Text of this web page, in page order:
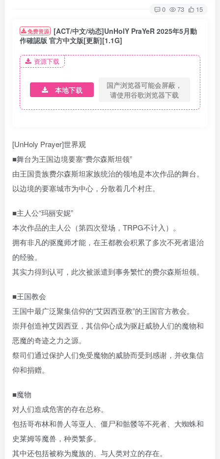
0 73 15
免费资源
[ACT/中文/动态]UnHolY PraYeR 2025年5月動
作確認版 官方中文版[更新][1.1G]
资源下载
本地下载
国产浏览器可能会屏蔽，
请使用谷歌浏览器下载
[UnHoly Prayer]世界观
■舞台为王国边境要塞“费尔森斯坦领”
由王国贵族费尔森斯坦家族统治的领地是本次作品的舞台。
以边境的要塞城市为中心，分散着几个村庄。
■主人公“玛丽安妮”
本次作品的主人公（第四次登场，TRPG不计入）。
拥有非凡的驱魔师才能，在王都教会积累了多次不死者退治
的经验。
其实力得到认可，此次被派遣到事务繁忙的费尔森斯坦领。
■王国教会
王国中最广泛聚集信仰的“艾因西亚教”的王国官方教会。
崇拜创造神艾因西亚，其信仰心成为驱赶威胁人们的魔物和
恶魔的奇迹之力之源。
祭司们通过保护人们免受魔物的威胁而受到感谢，并收集信
仰和捐赠。
■魔物
对人们造成危害的存在总称。
包括哥布林和兽人等亚人、僵尸和骷髅等不死者、大蜘蛛和
史莱姆等魔兽，种类繁多。
其中还包括被称为魔族的、与人类对立的存在。